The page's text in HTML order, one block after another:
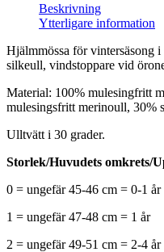
Beskrivning
Ytterligare information
Hjälmmössa för vintersäsong
silkeull, vindstoppare vid
Material: 100% mulesingfritt
mulesingsfritt merinoull, 30%
Ulltvätt i 30 grader.
Storlek/Huvudets omkrets/
0 = ungefär 45-46 cm = 0-1 år
1 = ungefär 47-48 cm = 1 år
2 = ungefär 49-51 cm = 2-4 år